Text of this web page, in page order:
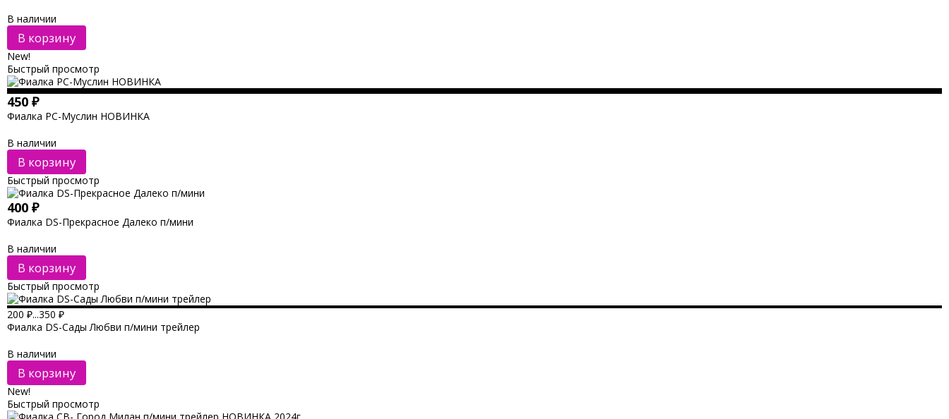
В наличии
В корзину
New!
Быстрый просмотр
450 ₽
Фиалка РС-Муслин НОВИНКА
В наличии
В корзину
Быстрый просмотр
400 ₽
Фиалка DS-Прекрасное Далеко п/мини
В наличии
В корзину
Быстрый просмотр
200 ₽...350 ₽
Фиалка DS-Сады Любви п/мини трейлер
В наличии
В корзину
New!
Быстрый просмотр